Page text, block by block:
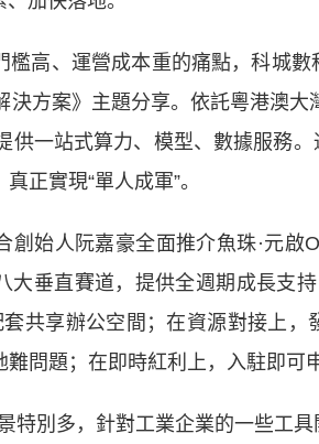
高、運營成本重的痛點，科城數
決方案》主題分享。依託粵港澳大
供一站式算力、模型、數據服務
正實現“單人成軍”。
始人阮嘉豪全面推介魚珠·元啟
大垂直賽道，提供全週期成長支
共享辦公空間；在資源對接上，
問題；在即時紅利上，入駐即可
別多，針對工業企業的一些工具